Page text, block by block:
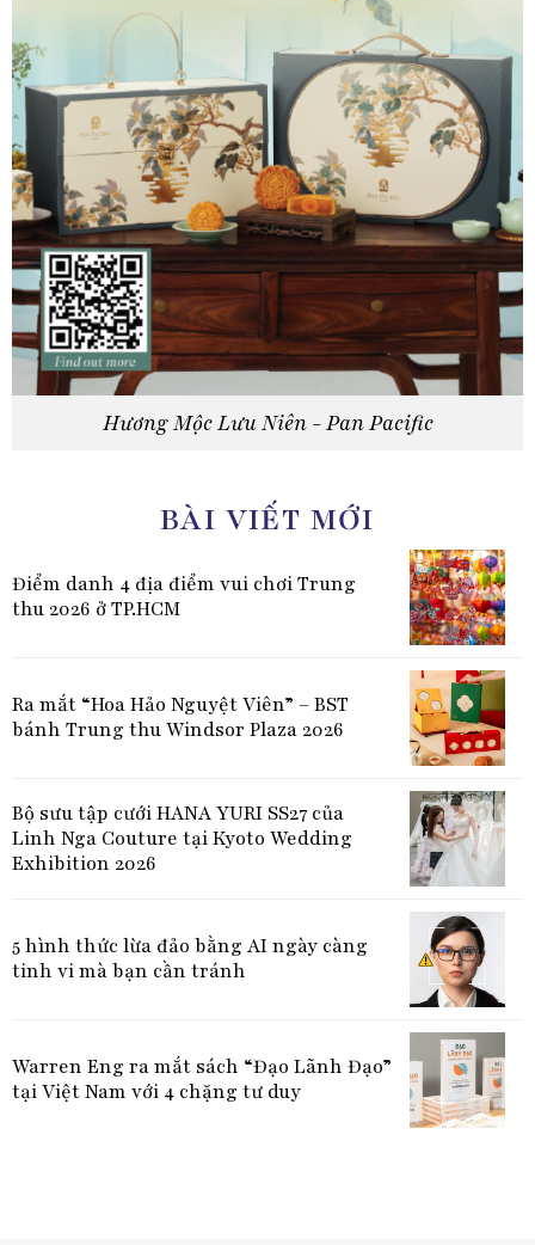
Hương Mộc Lưu Niên - Pan Pacific
BÀI VIẾT MỚI
Điểm danh 4 địa điểm vui chơi Trung
thu 2026 ở TP.HCM
Ra mắt “Hoa Hảo Nguyệt Viên” – BST
bánh Trung thu Windsor Plaza 2026
Bộ sưu tập cưới HANA YURI SS27 của
Linh Nga Couture tại Kyoto Wedding
Exhibition 2026
5 hình thức lừa đảo bằng AI ngày càng
tinh vi mà bạn cần tránh
Warren Eng ra mắt sách “Đạo Lãnh Đạo”
tại Việt Nam với 4 chặng tư duy